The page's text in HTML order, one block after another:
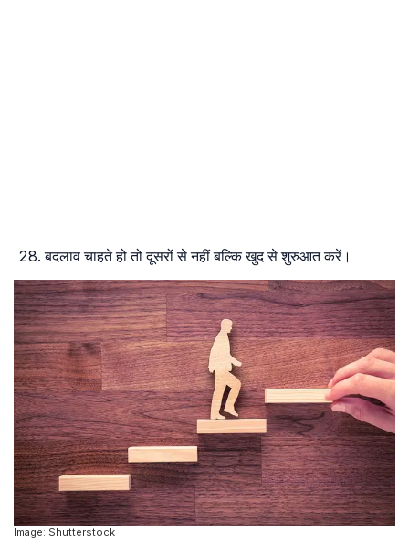
बदलाव चाहते हो तो दूसरों से नहीं बल्कि खुद से शुरुआत करें।
Image: Shutterstock